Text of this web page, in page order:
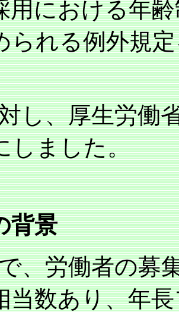
用における年
られる例外規
し、厚生労働
しました。
背景
、労働者の募
当数あり、年